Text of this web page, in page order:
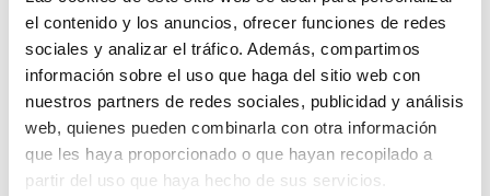
el contenido y los anuncios, ofrecer funciones de redes
sociales y analizar el tráfico. Además, compartimos
información sobre el uso que haga del sitio web con
nuestros partners de redes sociales, publicidad y análisis
web, quienes pueden combinarla con otra información
que les haya proporcionado o que hayan recopilado a
partir del uso que haya hecho de sus servicios.
6,43 € Impuestos incluidos
Tinta para sello Trodat 4918
Con cada almohadilla podrás hacer hasta 3000 impresiones
aproximadamente.